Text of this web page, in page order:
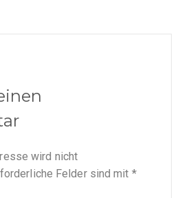
wird nicht
Felder sind mit *